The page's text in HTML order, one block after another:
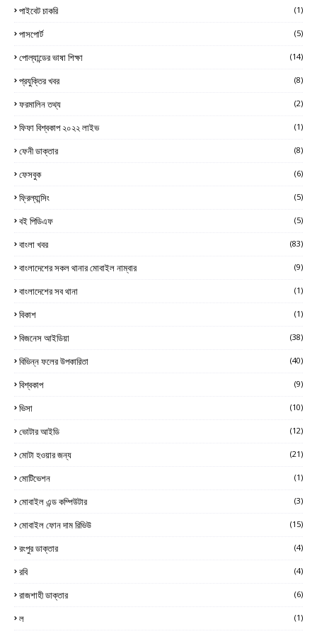
পাইবেট চাকরি (1)
পাসপোর্ট (5)
পোল্যান্ডের ভাষা শিক্ষা (14)
প্রযুক্তির খবর (8)
ফরমালিন তথ্য (2)
ফিফা বিশ্বকাপ ২০২২ লাইভ (1)
ফেনী ডাক্তার (8)
ফেসবুক (6)
ফ্রিল্যান্সিং (5)
বই পিডিএফ (5)
বাংলা খবর (83)
বাংলাদেশের সকল থানার মোবাইল নাম্বার (9)
বাংলাদেশের সব থানা (1)
বিকাশ (1)
বিজনেস আইডিয়া (38)
বিভিন্ন ফলের উপকারিতা (40)
বিশ্বকাপ (9)
ভিসা (10)
ভোটার আইডি (12)
মোটা হওয়ার জন্য (21)
মোটিভেশন (1)
মোবাইল এন্ড কম্পিউটার (3)
মোবাইল ফোন দাম রিভিউ (15)
রংপুর ডাক্তার (4)
রবি (4)
রাজশাহী ডাক্তার (6)
ল (1)